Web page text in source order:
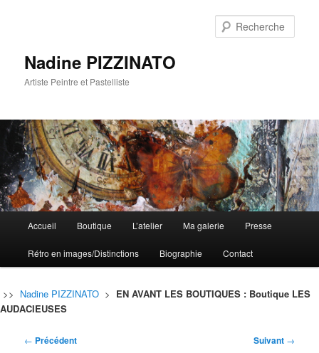
Nadine PIZZINATO
Artiste Peintre et Pastelliste
principal
Aller
au
contenu
Aller
au
contenu
Accueil Boutique L’atelier Ma galerie Presse
Rétro en images/Distinctions Biographie Contact
>> Nadine PIZZINATO > EN AVANT LES BOUTIQUES : Boutique LES
AUDACIEUSES
Navigation
← Précédent Suivant →